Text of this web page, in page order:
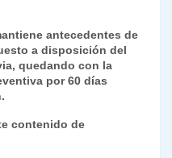
antecedentes de
a disposición del
quedando con la
por 60 días
contenido de